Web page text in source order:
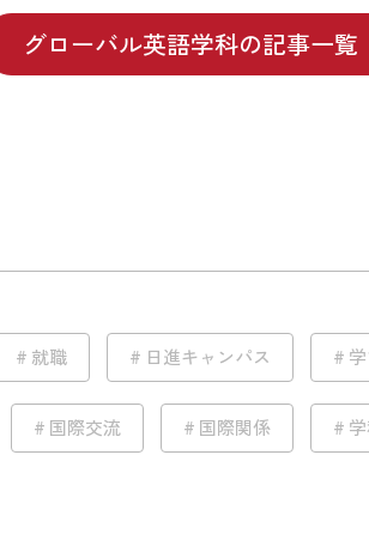
グローバル英語学科の記事一覧
就職 日進キャンパス
国際交流 国際関係